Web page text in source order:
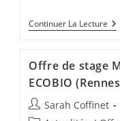
Continuer La Lecture
Offre de stage
ECOBIO
Sarah Coffinet